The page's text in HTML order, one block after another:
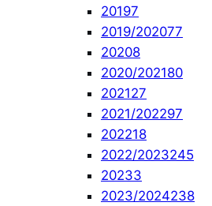
20197
2019/202077
20208
2020/202180
202127
2021/202297
202218
2022/2023245
20233
2023/2024238